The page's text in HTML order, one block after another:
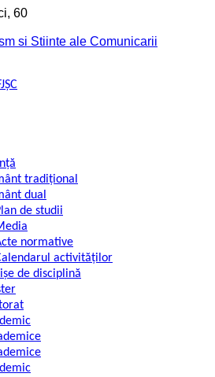
60
tradițional
dual
de studii
normative
activităților
de disciplină